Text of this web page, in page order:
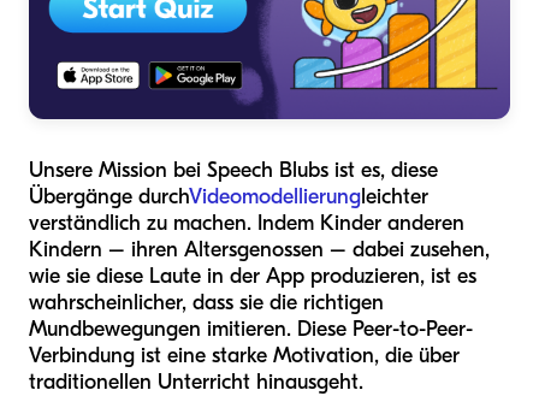
Unsere Mission bei Speech Blubs ist es, diese
Übergänge durchVideomodellierungleichter
verständlich zu machen. Indem Kinder anderen
Kindern – ihren Altersgenossen – dabei zusehen,
wie sie diese Laute in der App produzieren, ist es
wahrscheinlicher, dass sie die richtigen
Mundbewegungen imitieren. Diese Peer-to-Peer-
Verbindung ist eine starke Motivation, die über
traditionellen Unterricht hinausgeht.